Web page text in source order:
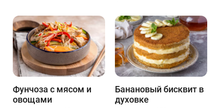
Фунчоза с мясом и
овощами
Банановый бисквит в
духовке